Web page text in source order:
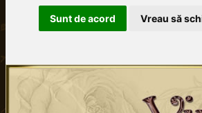
Sunt de acord Vreau să